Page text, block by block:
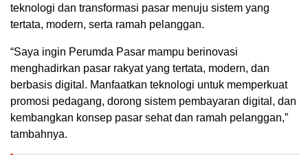
teknologi dan transformasi pasar menuju sistem yang
tertata, modern, serta ramah pelanggan.
“Saya ingin Perumda Pasar mampu berinovasi
menghadirkan pasar rakyat yang tertata, modern, dan
berbasis digital. Manfaatkan teknologi untuk memperkuat
promosi pedagang, dorong sistem pembayaran digital, dan
kembangkan konsep pasar sehat dan ramah pelanggan,”
tambahnya.